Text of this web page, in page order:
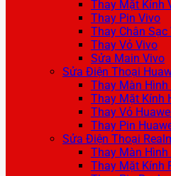
Thay Mặt Kính
Thay Pin Vivo
Thay Chân Sạc
Thay Vỏ Vivo
Sửa Main Vivo
Sửa Điện Thoại
Thay Màn Hình
Thay Mặt Kính
Thay Vỏ
Thay Pin
Sửa Điện Thoại
Thay Màn Hình
Thay Mặt Kính